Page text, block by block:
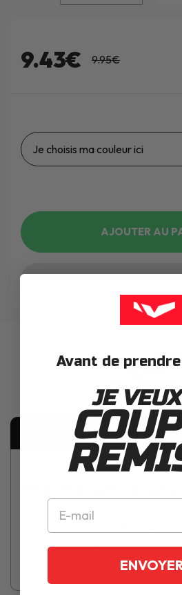
9.43€ 9.95€
Je choisis ma couleur ici
AJOUTER AU
Description
Avant de
JE